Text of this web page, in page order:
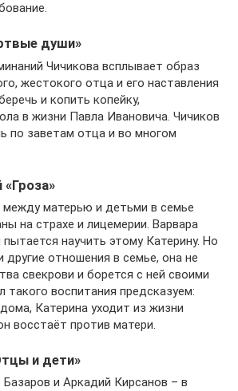
души»
Чичикова всплывает образ
жестокого отца и его наставления
и копить копейку,
в жизни Павла Ивановича. Чичиков
по заветам отца и во многом
матерью и детьми в семье
на страхе и лицемерии. Варвара
научить этому Катерину. Но
отношения в семье, она не
свекрови и борется с ней своими
такого воспитания предсказуем:
Катерина уходит из жизни
восстаёт против матери.
и дети»
и Аркадий Кирсанов – в